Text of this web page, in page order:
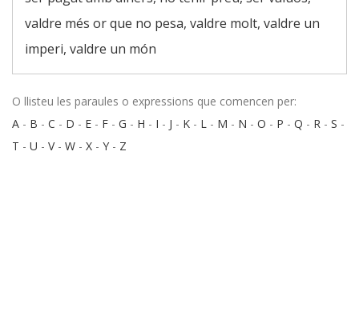
valdre més or que no pesa, valdre molt, valdre un
imperi, valdre un món
O llisteu les paraules o expressions que comencen per:
A - B - C - D - E - F - G - H - I - J - K - L - M - N - O - P - Q - R - S -
T - U - V- W - X - Y - Z